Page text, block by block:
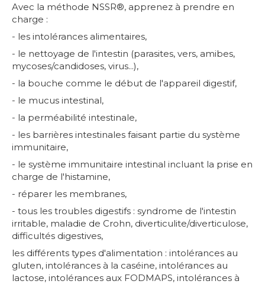
Avec la méthode NSSR®, apprenez à prendre en
charge :
- les intolérances alimentaires,
- le nettoyage de l'intestin (parasites, vers, amibes,
mycoses/candidoses, virus...),
- la bouche comme le début de l'appareil digestif,
- le mucus intestinal,
- la perméabilité intestinale,
- les barrières intestinales faisant partie du système
immunitaire,
- le système immunitaire intestinal incluant la prise en
charge de l'histamine,
- réparer les membranes,
- tous les troubles digestifs : syndrome de l'intestin
irritable, maladie de Crohn, diverticulite/diverticulose,
difficultés digestives,
les différents types d'alimentation : intolérances au
gluten, intolérances à la caséine, intolérances au
lactose, intolérances aux FODMAPS, intolérances à